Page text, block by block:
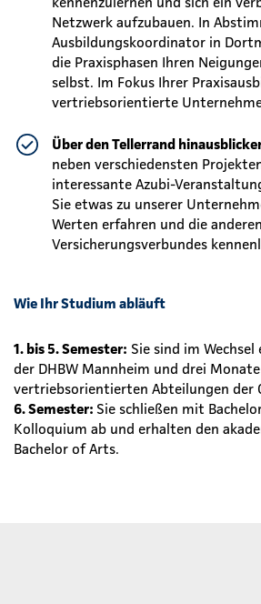
Netzwerk aufzubauen. In
Ausbildungskoordinator in
die Praxisphasen Ihren
selbst. Im Fokus Ihrer
vertriebsorientierte
Über den Tellerrand
neben verschiedensten
interessante Azubi-
Sie etwas zu unserer
Werten erfahren und die
Versicherungsverbundes
Wie Ihr Studium abläuft
1. bis 5. Semester: Sie sind im
der DHBW Mannheim und drei
vertriebsorientierten Abteilungen der
6. Semester: Sie schließen mit
Kolloquium ab und erhalten den
Bachelor of Arts.